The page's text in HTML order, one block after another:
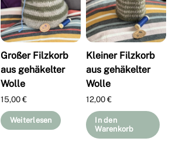
Großer Filzkorb
aus gehäkelter
Wolle
15,00€
Weiterlesen
Kleiner Filzkorb
aus gehäkelter
Wolle
12,00€
In den
Warenkorb